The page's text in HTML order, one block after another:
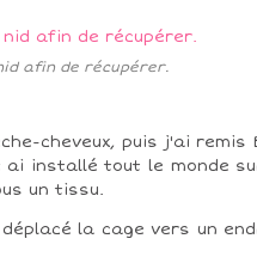
afin de récupérer.
cheveux, puis j'ai remis
ai installé tout le monde
un tissu.
la cage vers un